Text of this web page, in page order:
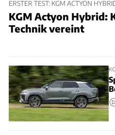
ERSTER TEST: KGM ACTYON
KGM Actyon Hybrid:
Technik vereint